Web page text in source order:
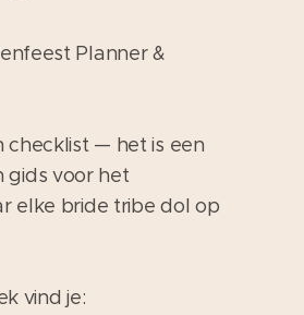
Planner &
checklist — het is een
gids voor het
elke bride tribe dol op
vind je: